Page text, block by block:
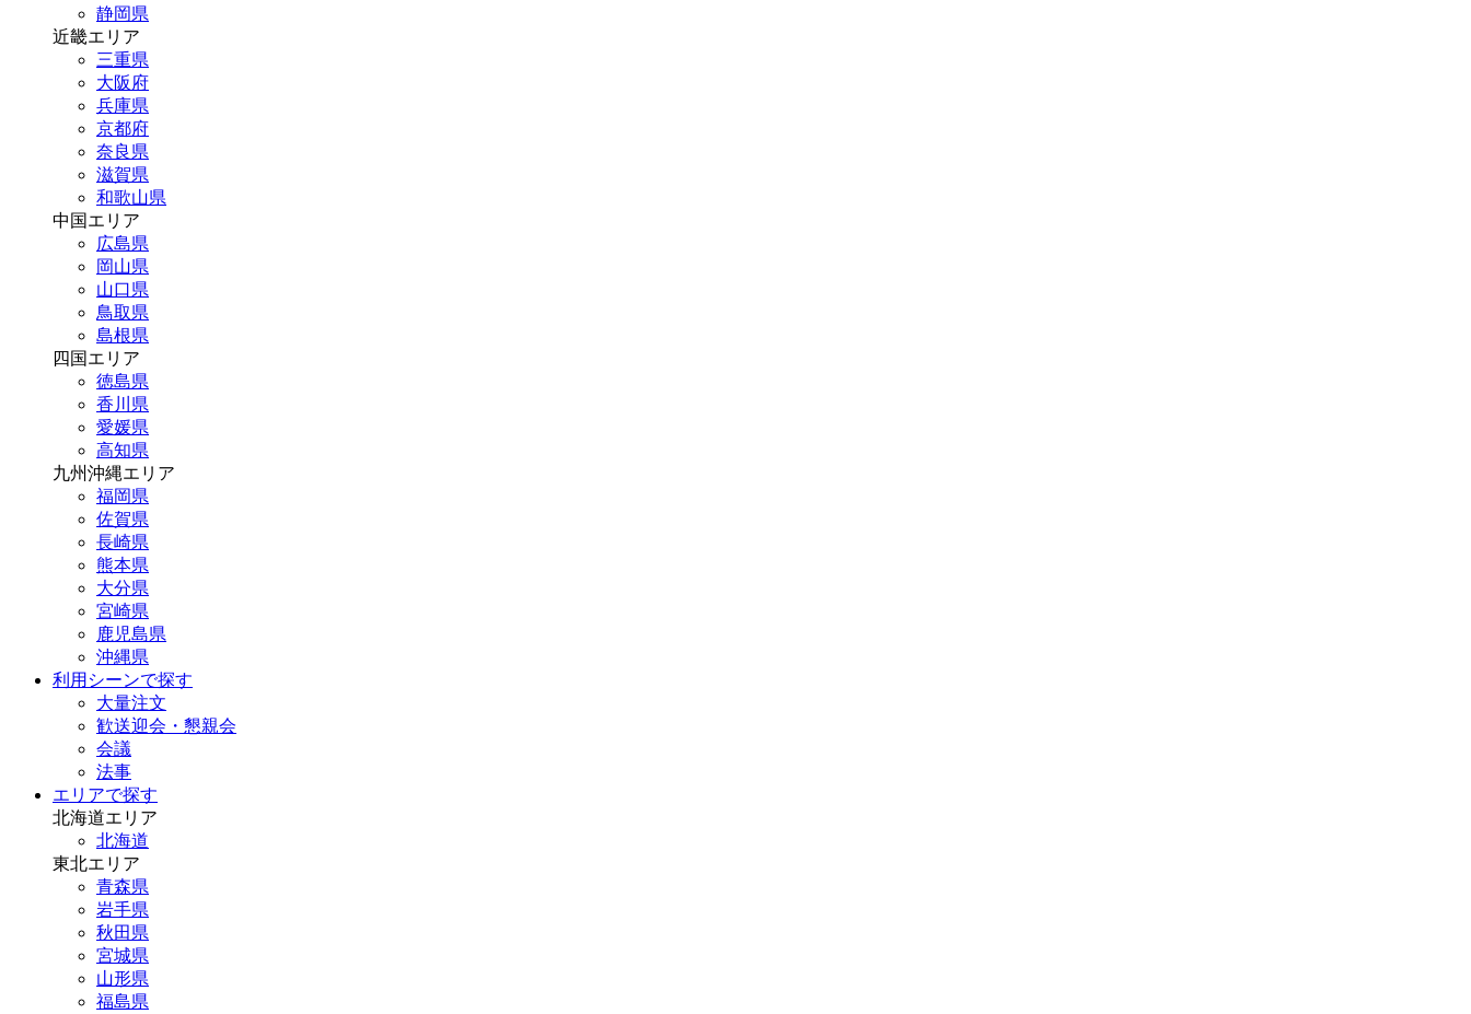
静岡県
近畿エリア
三重県
大阪府
兵庫県
京都府
奈良県
滋賀県
和歌山県
中国エリア
広島県
岡山県
山口県
鳥取県
島根県
四国エリア
徳島県
香川県
愛媛県
高知県
九州沖縄エリア
福岡県
佐賀県
長崎県
熊本県
大分県
宮崎県
鹿児島県
沖縄県
利用シーンで探す
大量注文
歓送迎会・懇親会
会議
法事
エリアで探す
北海道エリア
北海道
東北エリア
青森県
岩手県
秋田県
宮城県
山形県
福島県